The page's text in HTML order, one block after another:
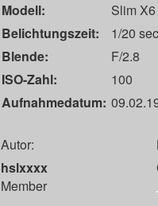
Modell:
Slim X6
Belichtungszeit:
1/20
Blende:
F/2.8
ISO-Zahl:
100
Aufnahmedatum:
Autor:
hslxxxx
Member